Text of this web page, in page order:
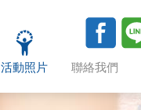
活動照片 聯絡我們